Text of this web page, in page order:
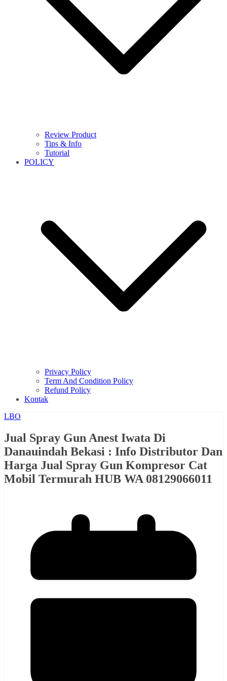
Review Product
Tips & Info
Tutorial
POLICY
Privacy Policy
Term And Condition Policy
Refund Policy
Kontak
LBO
Jual Spray Gun Anest Iwata Di
Danauindah Bekasi : Info Distributor Dan
Harga Jual Spray Gun Kompresor Cat
Mobil Termurah HUB WA 08129066011